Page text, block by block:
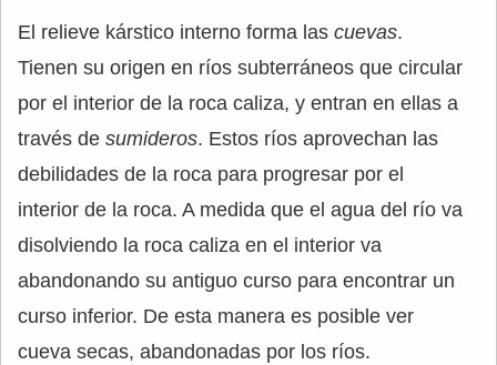
El relieve kárstico interno forma las cuevas.
Tienen su origen en ríos subterráneos que circular
por el interior de la roca caliza, y entran en ellas a
través de sumideros. Estos ríos aprovechan las
debilidades de la roca para progresar por el
interior de la roca. A medida que el agua del río va
disolviendo la roca caliza en el interior va
abandonando su antiguo curso para encontrar un
curso inferior. De esta manera es posible ver
cueva secas, abandonadas por los ríos.